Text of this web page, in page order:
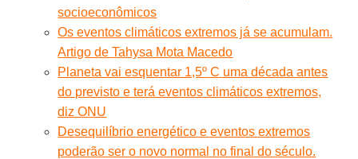
socioeconômicos
Os eventos climáticos extremos já se acumulam.
Artigo de Tahysa Mota Macedo
Planeta vai esquentar 1,5º C uma década antes
do previsto e terá eventos climáticos extremos,
diz ONU
Desequilíbrio energético e eventos extremos
poderão ser o novo normal no final do século.